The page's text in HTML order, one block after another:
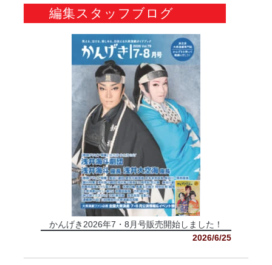
編集スタッフブログ
かんげき2026年7・8月号販売開始しました！
2026/6/25